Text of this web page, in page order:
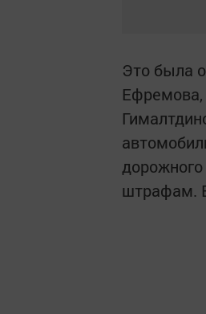
Это была
штрафам.